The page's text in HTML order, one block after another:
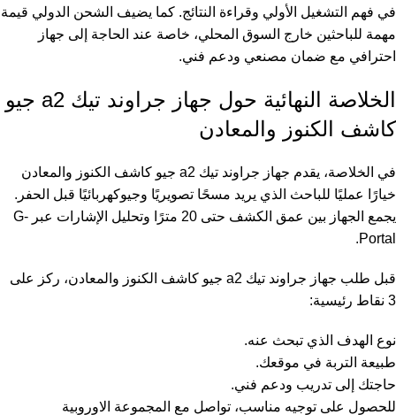
في فهم التشغيل الأولي وقراءة النتائج. كما يضيف الشحن الدولي قيمة
مهمة للباحثين خارج السوق المحلي، خاصة عند الحاجة إلى جهاز
احترافي مع ضمان مصنعي ودعم فني.
الخلاصة النهائية حول جهاز جراوند تيك a2 جيو
كاشف الكنوز والمعادن
في الخلاصة، يقدم جهاز جراوند تيك a2 جيو كاشف الكنوز والمعادن
خيارًا عمليًا للباحث الذي يريد مسحًا تصويريًا وجيوكهربائيًا قبل الحفر.
يجمع الجهاز بين عمق الكشف حتى 20 مترًا وتحليل الإشارات عبر G-
Portal.
قبل طلب جهاز جراوند تيك a2 جيو كاشف الكنوز والمعادن، ركز على
3 نقاط رئيسية:
نوع الهدف الذي تبحث عنه.
طبيعة التربة في موقعك.
حاجتك إلى تدريب ودعم فني.
للحصول على توجيه مناسب، تواصل مع المجموعة الاوروبية